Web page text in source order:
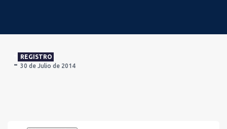
REGISTRO
30 de Julio de 2014